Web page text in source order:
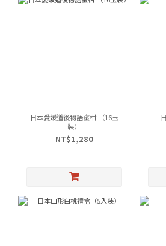
日本愛媛道後物語蜜柑 （16玉
裝）
NT$1,280